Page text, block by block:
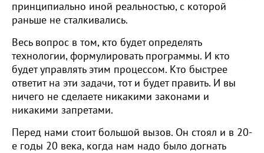
принципиально иной реальностью, с которой
раньше не сталкивались.
Весь вопрос в том, кто будет определять
технологии, формулировать программы. И кто
будет управлять этим процессом. Кто быстрее
ответит на эти задачи, тот и будет править. И вы
ничего не сделаете никакими законами и
никакими запретами.
Перед нами стоит большой вызов. Он стоял и в 20-
е годы 20 века, когда нам надо было догнать